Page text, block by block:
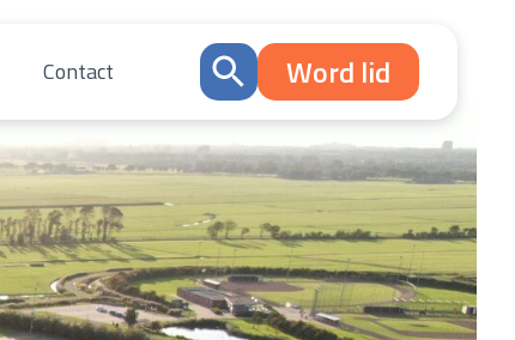
Contact Word lid